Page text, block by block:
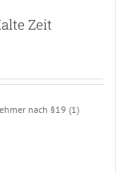
Zeit
nach §19 (1)